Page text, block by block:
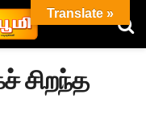
சிறந்த
Translate »